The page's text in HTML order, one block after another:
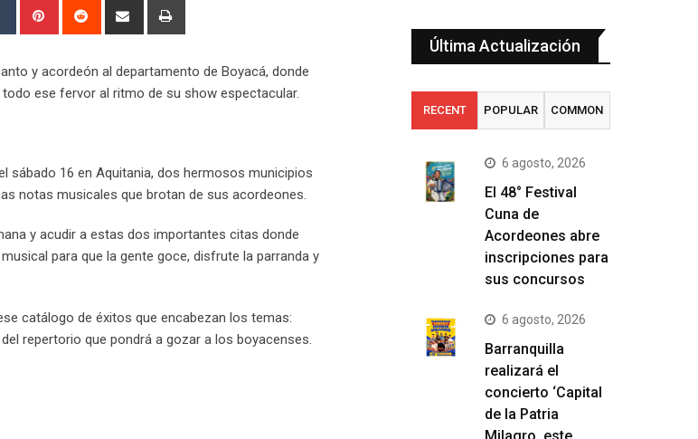
Tumblr Pinterest Reddit
Share
y acordeón al departamento de Boyacá, donde
ese fervor al ritmo de su show espectacular.
sábado 16 en Aquitania, dos hermosos municipios
notas musicales que brotan de sus acordeones.
y acudir a estas dos importantes citas donde
para que la gente goce, disfrute la parranda y
catálogo de éxitos que encabezan los temas:
repertorio que pondrá a gozar a los boyacenses.
Última Actualización
RECENT POPULAR COMMON
6 agosto, 2026
El 48° Festival
Cuna de
Acordeones abre
inscripciones para
sus concursos
6 agosto, 2026
Barranquilla
realizará el
concierto ‘Capital
de la Patria